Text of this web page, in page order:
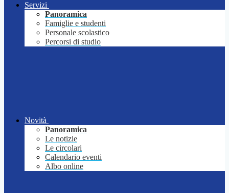
Servizi
Panoramica
Famiglie e studenti
Personale scolastico
Percorsi di studio
Novità
Panoramica
Le notizie
Le circolari
Calendario eventi
Albo online